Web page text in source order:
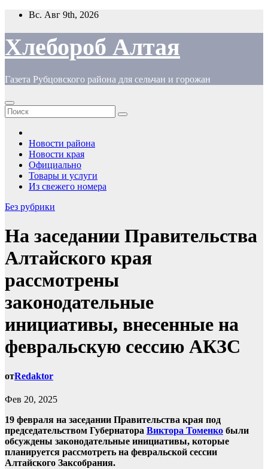
Перейти
содержимому
Вс. Авг 9th, 2026
Хлебороб Алтая
Газета Рубцовского района для сельчан и горожан
Новости района
Новости края
Официально
Товары и услуги
Из свежего номера
Без рубрики
На заседании Правительства
Алтайского края
рассмотрены
законодательные
инициативы, внесенные на
февральскую сессию АКЗС
отRedaktor
Фев 20, 2025
19 февраля на заседании Правительства края под
председательством Губернатора Виктора Томенко были
обсуждены законодательные инициативы, которые
планируется рассмотреть на февральской сессии
Алтайского Заксобрания.